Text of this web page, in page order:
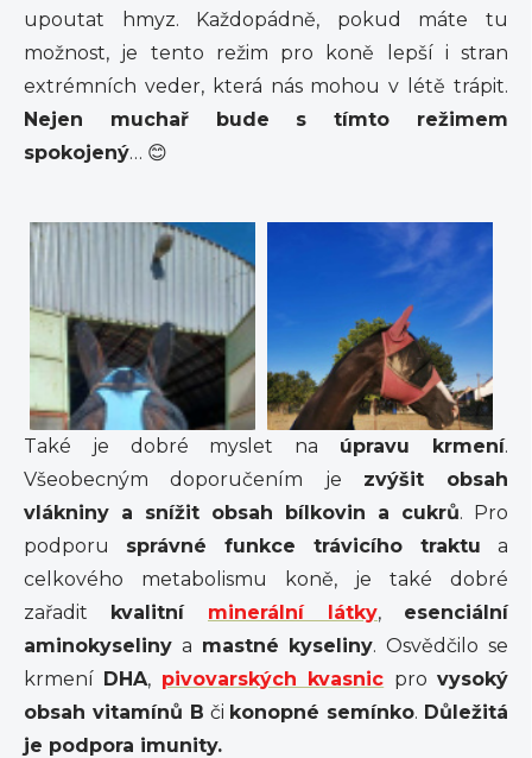
upoutat hmyz. Každopádně, pokud máte tu
možnost, je tento režim pro koně lepší i stran
extrémních veder, která nás mohou v létě trápit.
Nejen muchař bude s tímto režimem
spokojený… 😊
Také je dobré myslet na úpravu krmení.
Všeobecným doporučením je zvýšit obsah
vlákniny a snížit obsah bílkovin a cukrů. Pro
podporu správné funkce trávicího traktu a
celkového metabolismu koně, je také dobré
zařadit kvalitní minerální látky, esenciální
aminokyseliny a mastné kyseliny. Osvědčilo se
krmení DHA, pivovarských kvasnic provysoký
obsah vitamínů B či konopné semínko. Důležitá
je podpora imunity.